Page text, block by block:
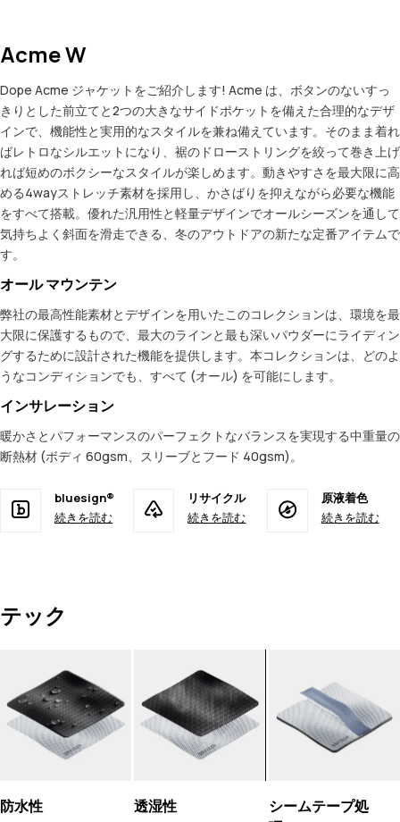
Acme W
Dope Acme ジャケットをご紹介します! Acme は、ボタンのないすっ
きりとした前立てと2つの大きなサイドポケットを備えた合理的なデザ
インで、機能性と実用的なスタイルを兼ね備えています。そのまま着れ
ばレトロなシルエットになり、裾のドローストリングを絞って巻き上げ
れば短めのボクシーなスタイルが楽しめます。動きやすさを最大限に高
める4wayストレッチ素材を採用し、かさばりを抑えながら必要な機能
をすべて搭載。優れた汎用性と軽量デザインでオールシーズンを通して
気持ちよく斜面を滑走できる、冬のアウトドアの新たな定番アイテムで
す。
オール マウンテン
弊社の最高性能素材とデザインを用いたこのコレクションは、環境を最
大限に保護するもので、最大のラインと最も深いパウダーにライディン
グするために設計された機能を提供します。本コレクションは、どのよ
うなコンディションでも、すべて (オール) を可能にします。
インサレーション
暖かさとパフォーマンスのパーフェクトなバランスを実現する中重量の
断熱材 (ボディ 60gsm、スリーブとフード 40gsm)。
bluesign®
続きを読む
リサイクル
続きを読む
原液着色
続きを読む
テック
防水性 透湿性
シームテープ処